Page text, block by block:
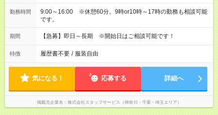
勤務時間
9:00～16:00 ※休憩60分。9時or10時～17時の勤務も相談可能
です。
期間 【急募】即日～長期 ※開始日はご相談可能です！
特徴 履歴書不要 / 服装自由
気になる！ 応募する 詳細へ
掲載元企業名 株式会社スタッフサービス（神奈川・千葉・埼玉エリア）